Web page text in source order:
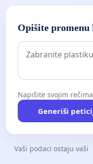
Opišite
Napišite svojim
Generiši
Vaši podaci ostaju vaši